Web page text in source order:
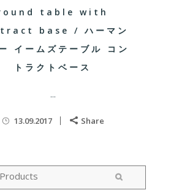
table with
base / ハーマン
イームズテーブル コン
トラクトベース
...
13.09.2017 Share